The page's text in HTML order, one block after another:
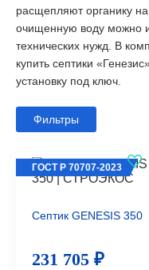
расщепляют органику
очищенную воду можно
технических нужд. В
купить септики
установку под ключ.
Фильтры
Септик GENESIS 350
ГОСТ Р 70707-2023
231 705 ₽